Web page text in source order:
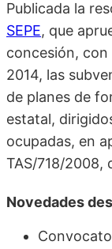
Publicada la
SEPE, que
concesión,
2014, las
de planes de
estatal,
ocupadas, en
TAS/718/2008,
Novedades